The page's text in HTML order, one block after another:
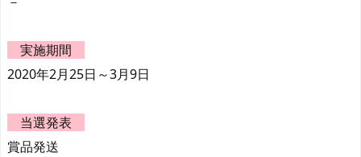
実施期間
2020年2月25日～3月9日
当選発表
賞品発送